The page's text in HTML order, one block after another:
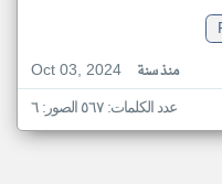
Oct 03, 2024
منذ سنة
عدد الكلمات: ٥٦٧ الصور: ٦